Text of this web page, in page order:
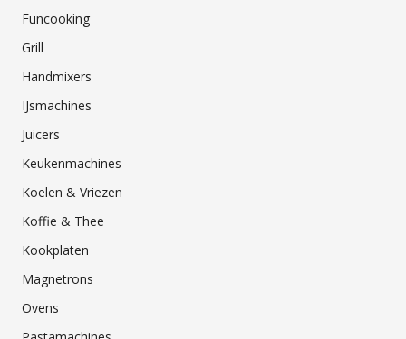
Funcooking
Grill
Handmixers
IJsmachines
Juicers
Keukenmachines
Koelen & Vriezen
Koffie & Thee
Kookplaten
Magnetrons
Ovens